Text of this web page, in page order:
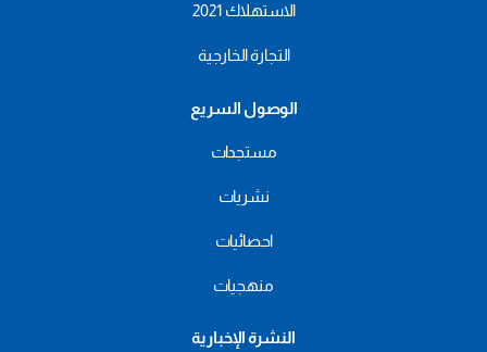
الاستهلاك 2021
التجارة الخارجية
الوصول السريع
مستجدات
نشريات
احصائيات
منهجيات
النشرة الإخبارية